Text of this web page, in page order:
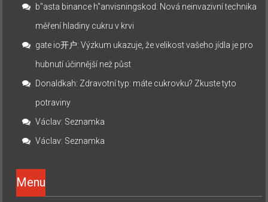
b"asta binance h"anvisningskod: Nová neinvazivní technika
měření hladiny cukru v krvi
gate io开户:Výzkum ukazuje, že velikost vašeho jídla je pro
hubnutí účinnější než půst
Donaldkah: Zdravotní typ: máte cukrovku? Zkuste tyto
potraviny
Václav: Seznamka
Václav: Seznamka
Menu